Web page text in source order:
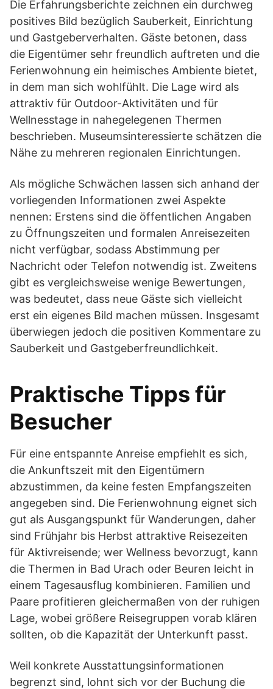
Die Erfahrungsberichte zeichnen ein durchweg
positives Bild bezüglich Sauberkeit, Einrichtung
und Gastgeberverhalten. Gäste betonen, dass
die Eigentümer sehr freundlich auftreten und die
Ferienwohnung ein heimisches Ambiente bietet,
in dem man sich wohlfühlt. Die Lage wird als
attraktiv für Outdoor-Aktivitäten und für
Wellnesstage in nahegelegenen Thermen
beschrieben. Museumsinteressierte schätzen die
Nähe zu mehreren regionalen Einrichtungen.
Als mögliche Schwächen lassen sich anhand der
vorliegenden Informationen zwei Aspekte
nennen: Erstens sind die öffentlichen Angaben
zu Öffnungszeiten und formalen Anreisezeiten
nicht verfügbar, sodass Abstimmung per
Nachricht oder Telefon notwendig ist. Zweitens
gibt es vergleichsweise wenige Bewertungen,
was bedeutet, dass neue Gäste sich vielleicht
erst ein eigenes Bild machen müssen. Insgesamt
überwiegen jedoch die positiven Kommentare zu
Sauberkeit und Gastgeberfreundlichkeit.
Praktische Tipps für
Besucher
Für eine entspannte Anreise empfiehlt es sich,
die Ankunftszeit mit den Eigentümern
abzustimmen, da keine festen Empfangszeiten
angegeben sind. Die Ferienwohnung eignet sich
gut als Ausgangspunkt für Wanderungen, daher
sind Frühjahr bis Herbst attraktive Reisezeiten
für Aktivreisende; wer Wellness bevorzugt, kann
die Thermen in Bad Urach oder Beuren leicht in
einem Tagesausflug kombinieren. Familien und
Paare profitieren gleichermaßen von der ruhigen
Lage, wobei größere Reisegruppen vorab klären
sollten, ob die Kapazität der Unterkunft passt.
Weil konkrete Ausstattungsinformationen
begrenzt sind, lohnt sich vor der Buchung die